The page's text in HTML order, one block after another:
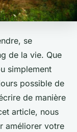
se
de la vie. Que
simplement
possible de
de manière
article, nous
améliorer votre